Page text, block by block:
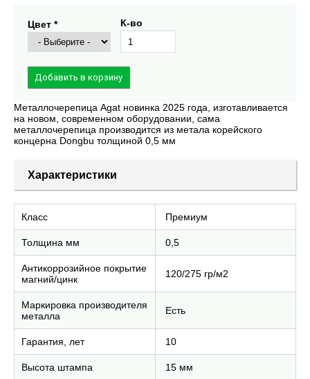
Цвет * К-во
Металлочерепица Agat новинка 2025 года, изготавливается
на новом, современном оборудовании, сама
металлочерепица производится из метала корейского
концерна Dongbu толщиной 0,5 мм
Характеристики
Класс Премиум
Толщина мм 0,5
Антикоррозийное покрытие
магний/цинк
120/275 гр/м2
Маркировка производителя
металла
Есть
Гарантия, лет 10
Высота штампа 15 мм